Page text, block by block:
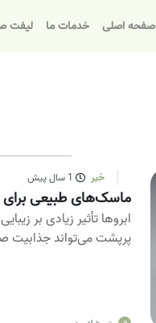
صفحه اصلی خدمات ما لیفت
خبر 1 سال پیش
ماسک‌های طبیعی برای
ابروها تأثیر زیادی بر
پرپشت می‌تواند جذابیت